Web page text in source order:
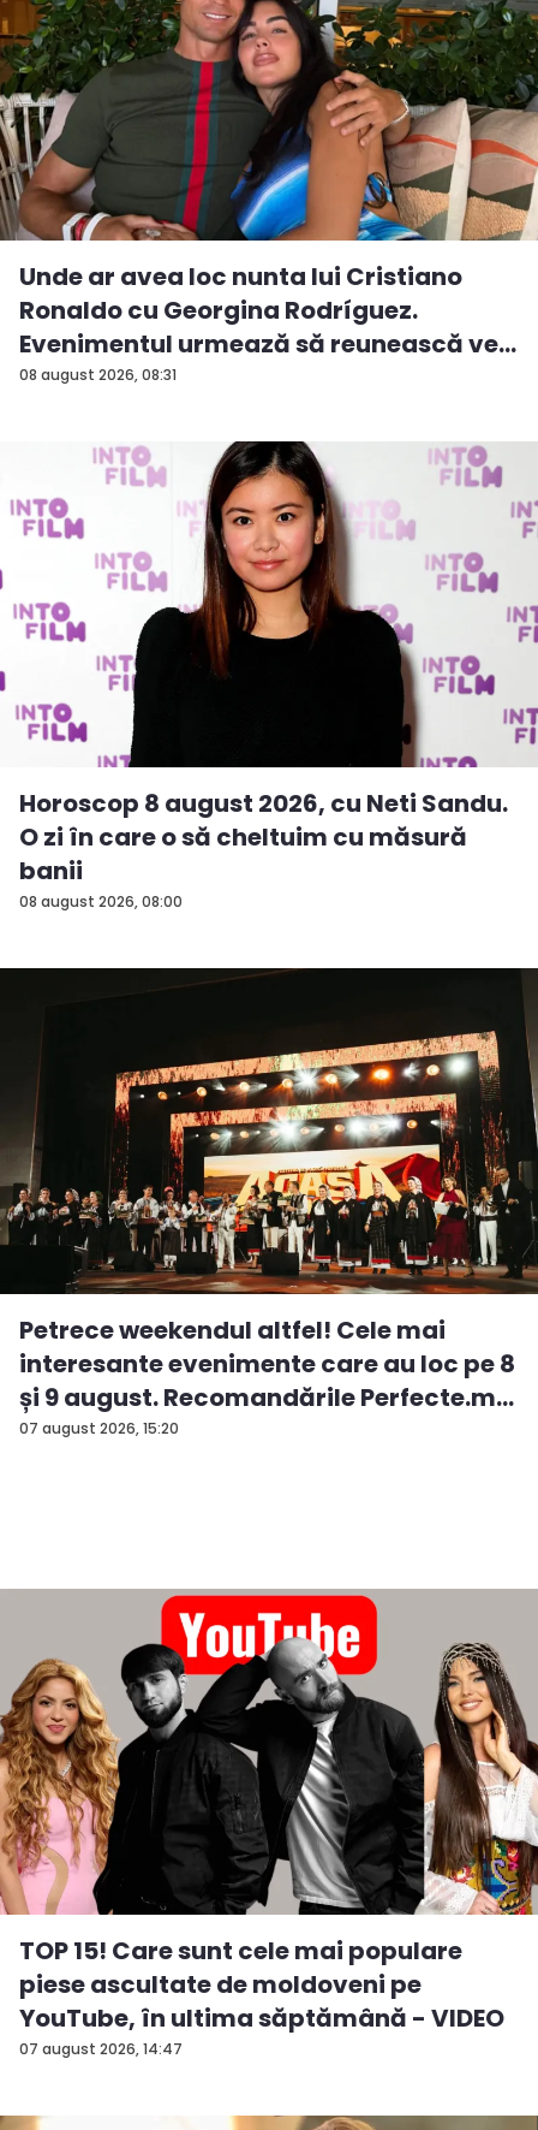
08 august 2026, 08:31
Unde ar avea loc nunta lui Cristiano
Ronaldo cu Georgina Rodríguez.
Evenimentul urmează să reunească ve...
08 august 2026, 08:00
Horoscop 8 august 2026, cu Neti Sandu.
O zi în care o să cheltuim cu măsură
banii
07 august 2026, 15:20
Petrece weekendul altfel! Cele mai
interesante evenimente care au loc pe 8
și 9 august. Recomandările Perfecte.m...
07 august 2026, 14:47
TOP 15! Care sunt cele mai populare
piese ascultate de moldoveni pe
YouTube, în ultima săptămână - VIDEO